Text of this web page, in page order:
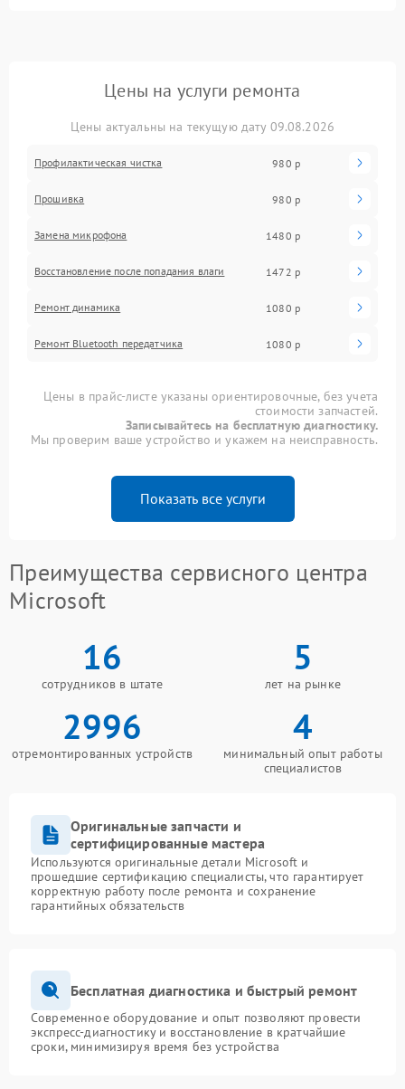
Цены на услуги ремонта
Цены актуальны на текущую дату 09.08.2026
Профилактическая чистка 980 р
Прошивка 980 р
Замена микрофона 1480 р
Восстановление после попадания влаги 1472 р
Ремонт динамика 1080 р
Ремонт Bluetooth передатчика 1080 р
Цены в прайс-листе указаны ориентировочные, без учета
стоимости запчастей.
Записывайтесь на бесплатную диагностику.
Мы проверим ваше устройство и укажем на неисправность.
Показать все услуги
Преимущества сервисного центра
Microsoft
16
сотрудников в штате
5
лет на рынке
2996
отремонтированных устройств
4
минимальный опыт работы
специалистов
Оригинальные запчасти и
сертифицированные мастера
Используются оригинальные детали Microsoft и
прошедшие сертификацию специалисты, что гарантирует
корректную работу после ремонта и сохранение
гарантийных обязательств
Бесплатная диагностика и быстрый ремонт
Современное оборудование и опыт позволяют провести
экспресс-диагностику и восстановление в кратчайшие
сроки, минимизируя время без устройства